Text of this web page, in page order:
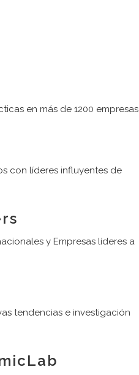
en más de 1200 empresas
con líderes influyentes de
y Empresas líderes a
tendencias e investigación